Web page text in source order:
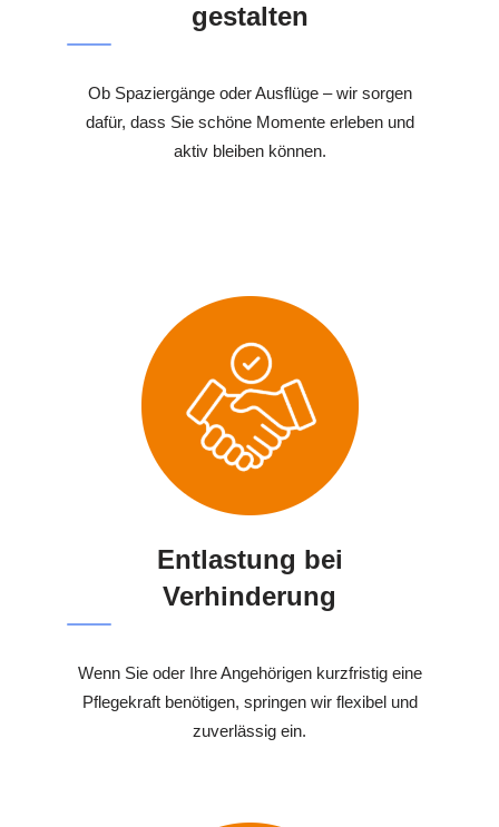
gestalten
Ob Spaziergänge oder Ausflüge – wir sorgen
dafür, dass Sie schöne Momente erleben und
aktiv bleiben können.
Entlastung bei
Verhinderung
Wenn Sie oder Ihre Angehörigen kurzfristig eine
Pflegekraft benötigen, springen wir flexibel und
zuverlässig ein.